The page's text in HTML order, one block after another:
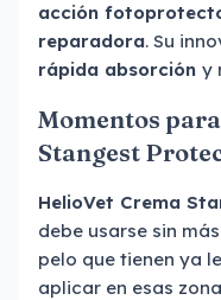
acción
reparadora. Su
rápida absorción y
Momentos
Stangest
HelioVet Crema
debe usarse sin
pelo que tienen ya
aplicar en esas